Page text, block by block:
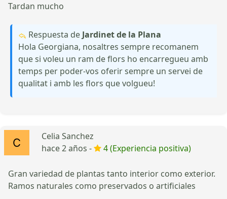
Tardan mucho
Respuesta de Jardinet de la Plana
Hola Georgiana, nosaltres sempre recomanem
que si voleu un ram de flors ho encarregueu amb
temps per poder-vos oferir sempre un servei de
qualitat i amb les flors que volgueu!
Celia Sanchez
hace 2 años -
4 (Experiencia positiva)
Gran variedad de plantas tanto interior como exterior.
Ramos naturales como preservados o artificiales